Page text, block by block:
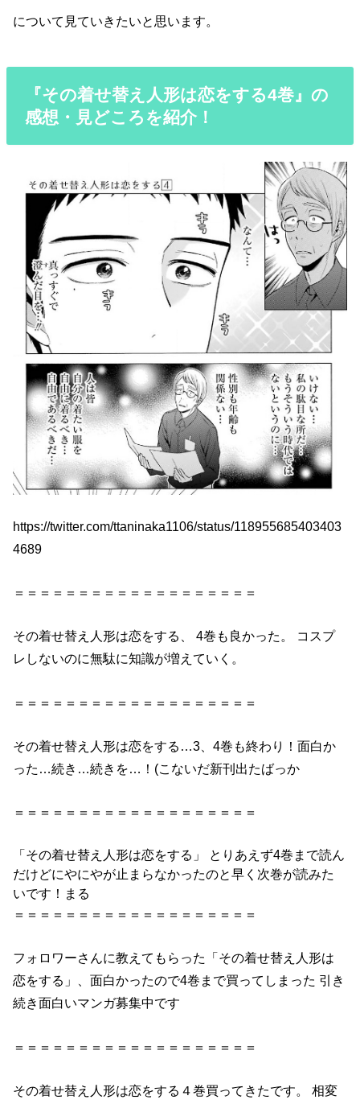
について見ていきたいと思います。
『その着せ替え人形は恋をする4巻』の
感想・見どころを紹介！
https://twitter.com/ttaninaka1106/status/118955685403403
4689
＝＝＝＝＝＝＝＝＝＝＝＝＝＝＝＝＝＝＝
その着せ替え 人形は恋をする 、4巻 も良かった。 コスプ
レしないのに無駄に知識が増えていく。
＝＝＝＝＝＝＝＝＝＝＝＝＝＝＝＝＝＝＝
その着せ替え 人形は恋をする …3、4巻 も終わり！面白か
った…続き…続き を…！(こないだ新刊出たばっか
＝＝＝＝＝＝＝＝＝＝＝＝＝＝＝＝＝＝＝
「その着せ替え 人形は恋をする 」 とりあえず4巻 まで読ん
だけどにやにやが止まらなかったのと早く次巻が読みた
いです！まる
＝＝＝＝＝＝＝＝＝＝＝＝＝＝＝＝＝＝＝
フォロワーさんに教えてもらった「その着せ替え 人形は
恋をする 」、面白かったので4巻 まで買ってしまった 引き
続き面白いマンガ募集中です
＝＝＝＝＝＝＝＝＝＝＝＝＝＝＝＝＝＝＝
その着せ替え 人形は恋をする ４巻買ってきたです。 相変